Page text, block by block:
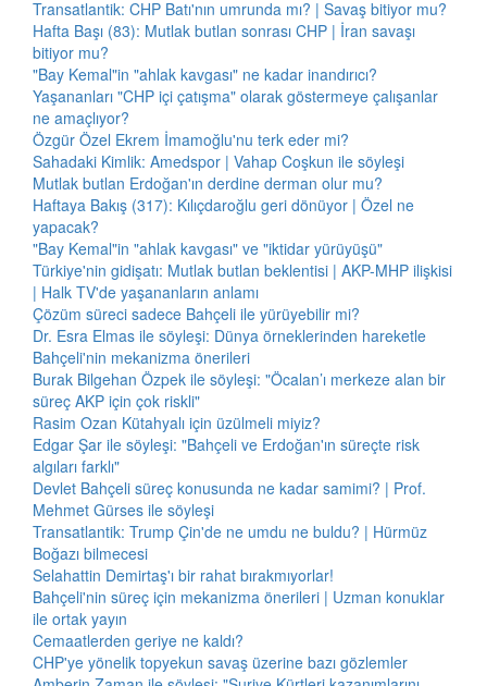
Transatlantik: CHP Batı'nın umrunda mı? | Savaş bitiyor mu?
Hafta Başı (83): Mutlak butlan sonrası CHP | İran savaşı
bitiyor mu?
"Bay Kemal"in "ahlak kavgası" ne kadar inandırıcı?
Yaşananları "CHP içi çatışma" olarak göstermeye çalışanlar
ne amaçlıyor?
Özgür Özel Ekrem İmamoğlu'nu terk eder mi?
Sahadaki Kimlik: Amedspor | Vahap Coşkun ile söyleşi
Mutlak butlan Erdoğan'ın derdine derman olur mu?
Haftaya Bakış (317): Kılıçdaroğlu geri dönüyor | Özel ne
yapacak?
"Bay Kemal"in "ahlak kavgası" ve "iktidar yürüyüşü"
Türkiye'nin gidişatı: Mutlak butlan beklentisi | AKP-MHP ilişkisi
| Halk TV'de yaşananların anlamı
Çözüm süreci sadece Bahçeli ile yürüyebilir mi?
Dr. Esra Elmas ile söyleşi: Dünya örneklerinden hareketle
Bahçeli'nin mekanizma önerileri
Burak Bilgehan Özpek ile söyleşi: "Öcalan’ı merkeze alan bir
süreç AKP için çok riskli"
Rasim Ozan Kütahyalı için üzülmeli miyiz?
Edgar Şar ile söyleşi: "Bahçeli ve Erdoğan'ın süreçte risk
algıları farklı"
Devlet Bahçeli süreç konusunda ne kadar samimi? | Prof.
Mehmet Gürses ile söyleşi
Transatlantik: Trump Çin'de ne umdu ne buldu? | Hürmüz
Boğazı bilmecesi
Selahattin Demirtaş'ı bir rahat bırakmıyorlar!
Bahçeli'nin süreç için mekanizma önerileri | Uzman konuklar
ile ortak yayın
Cemaatlerden geriye ne kaldı?
CHP'ye yönelik topyekun savaş üzerine bazı gözlemler